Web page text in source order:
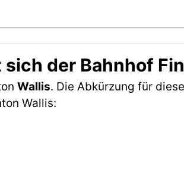
der Bahnhof
Wallis. Die Abkürzung für
Wallis: